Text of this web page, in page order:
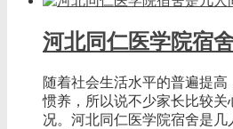
河北同仁医学院宿
随着社会生活水平的普遍提
惯养，所以说不少家长比较
况。河北同仁医学院宿舍是